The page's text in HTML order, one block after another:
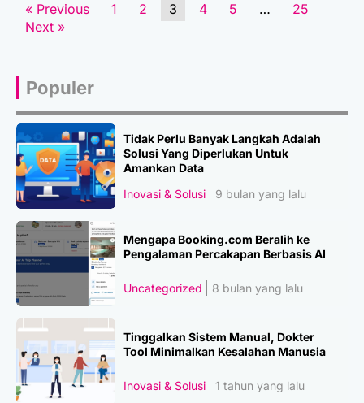
« Previous 1 2 3 4 5 …
25
Next »
Populer
Tidak Perlu Banyak Langkah Adalah
Solusi Yang Diperlukan Untuk
Amankan Data
Inovasi & Solusi
9 bulan yang lalu
Mengapa Booking.com Beralih ke
Pengalaman Percakapan Berbasis AI
Uncategorized 8 bulan yang lalu
Tinggalkan Sistem Manual, Dokter
Tool Minimalkan Kesalahan Manusia
Inovasi & Solusi 1 tahun yang lalu